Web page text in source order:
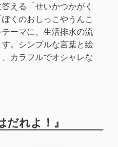
える「せいかつかがく
くのおしっこやうんこ
ーマに、生活排水の流
。シンプルな言葉と絵
カラフルでオシャレな
だれよ！』